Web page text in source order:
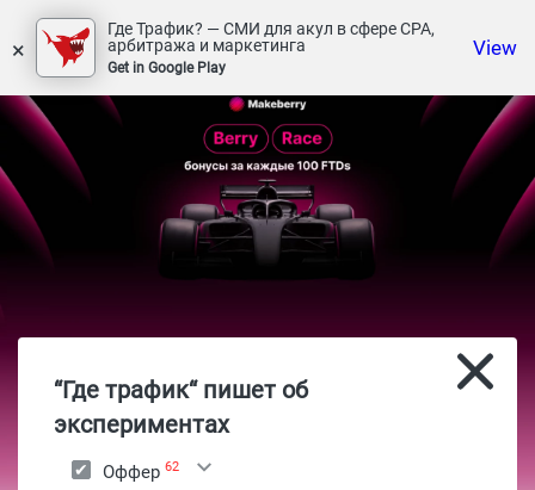
×
Где Трафик? — СМИ для акул в сфере СРА,
арбитража и маркетинга
Get in Google Play
View
“Где трафик“ пишет об
экспериментах
Оффер 62